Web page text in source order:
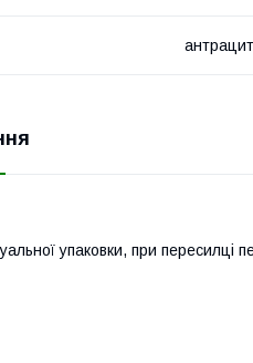
антрацит
упаковки, при пересилці